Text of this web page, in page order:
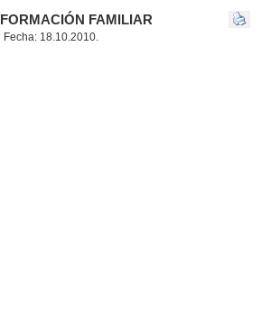
FAMILIAR
18.10.2010.